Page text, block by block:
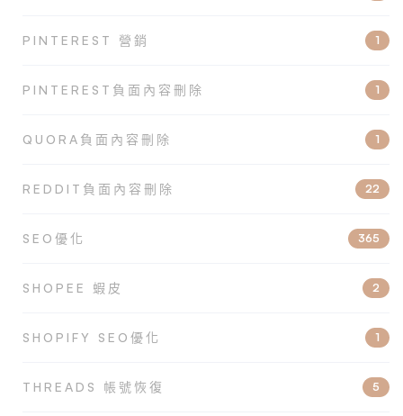
PINTEREST 營銷 1
PINTEREST負面內容刪除 1
QUORA負面內容刪除 1
REDDIT負面內容刪除 22
SEO優化 365
SHOPEE 蝦皮 2
SHOPIFY SEO優化 1
THREADS 帳號恢復 5